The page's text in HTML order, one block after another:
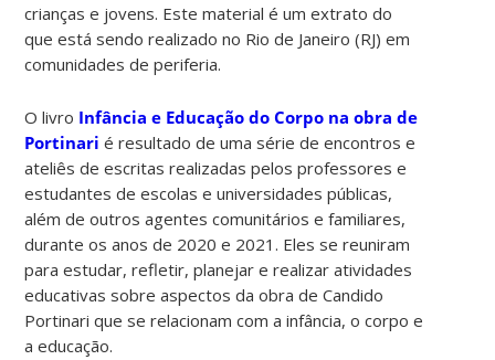
crianças e jovens. Este material é um extrato do
que está sendo realizado no Rio de Janeiro (RJ) em
comunidades de periferia.
O livro Infância e Educação do Corpo na obra de
Portinari é resultado de uma série de encontros e
ateliês de escritas realizadas pelos professores e
estudantes de escolas e universidades públicas,
além de outros agentes comunitários e familiares,
durante os anos de 2020 e 2021. Eles se reuniram
para estudar, refletir, planejar e realizar atividades
educativas sobre aspectos da obra de Candido
Portinari que se relacionam com a infância, o corpo e
a educação.